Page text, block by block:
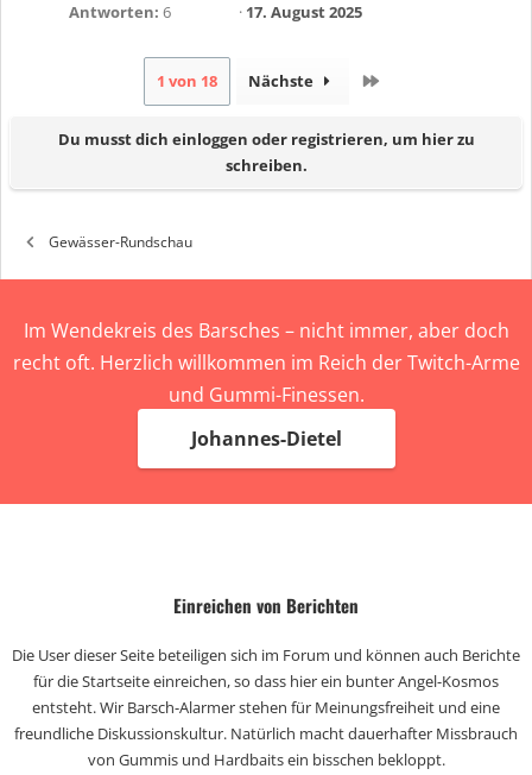
Antworten 6 17. August 2025
1 von 18 Nächste
Du musst dich einloggen oder registrieren, um hier zu
schreiben.
Gewässer-Rundschau
Im Wendekreis des Barsches – nicht immer, aber doch
recht oft. Herzlich willkommen im Reich der Twitch-Arme
und Gummi-Finessen.
Johannes-Dietel
Einreichen von Berichten
Die User dieser Seite beteiligen sich im Forum und können auch Berichte
für die Startseite einreichen, so dass hier ein bunter Angel-Kosmos
entsteht. Wir Barsch-Alarmer stehen für Meinungsfreiheit und eine
freundliche Diskussionskultur. Natürlich macht dauerhafter Missbrauch
von Gummis und Hardbaits ein bisschen bekloppt.